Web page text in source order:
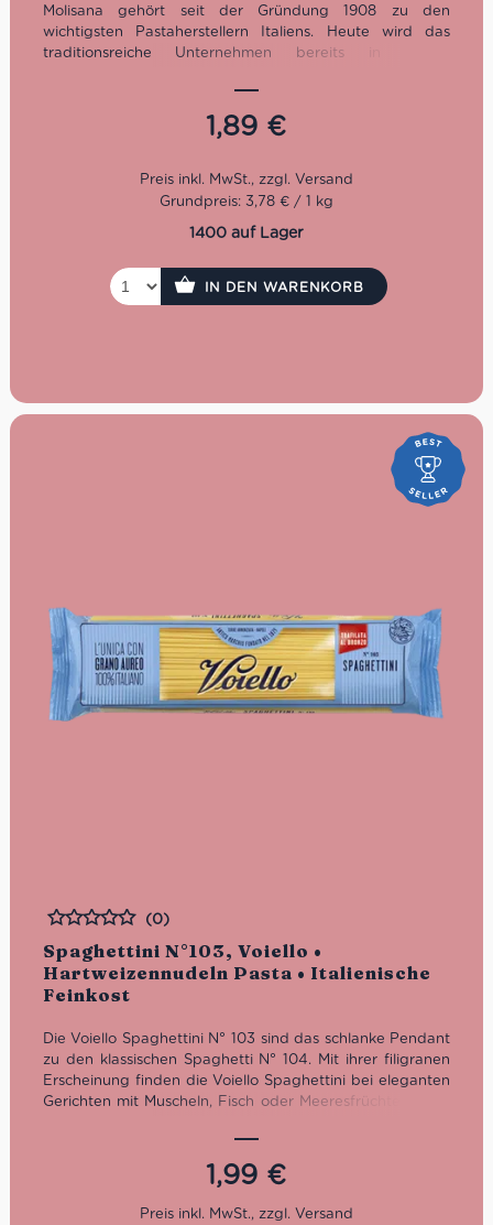
Molisana gehört seit der Gründung 1908 zu den
wichtigsten Pastaherstellern Italiens. Heute wird das
traditionsreiche Unternehmen bereits in vierter
Kochzeit: 10 Minuten1,89 €
Grundpreis: 3,78 € / 1 kg
1400 auf Lager
IN DEN WARENKORB
Spaghettini N°103, Voiello •
Hartweizennudeln Pasta • Italienische
Feinkost
Bewertet
(0)
Die Voiello Spaghettini N° 103 sind das schlanke Pendant
zu den klassischen Spaghetti N° 104. Mit ihrer filigranen
Erscheinung finden die Voiello Spaghettini bei eleganten
Gerichten mit Muscheln, Fisch oder Meeresfrüchten ihren
Kochzeit: 8 Minuten1,99 €